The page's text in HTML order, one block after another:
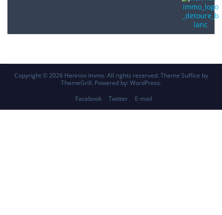
Copyright © 2026 Henrion Immo. All rights reserved. Theme Suffice by
ThemeGrill. Powered by: WordPress.
Facebook
Twitter E-mail